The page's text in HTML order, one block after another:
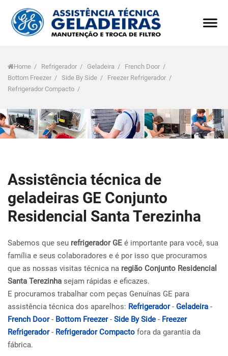
Home / Refrigerador / Geladeira / French Door /
Bottom Freezer / Side By Side / Freezer Refrigerador /
Refrigerador Compacto /
Assistência técnica de
geladeiras GE Conjunto
Residencial Santa Terezinha
Sabemos que seu refrigerador GE é importante para você, sua
família e seus colaboradores e é por isso que procuramos
que as nossas visitas técnica na região Conjunto Residencial
Santa Terezinha sejam rápidas e eficazes.
E procuramos trabalhar com peças Genuínas GE para
assistência técnica dos aparelhos: Refrigerador- Geladeira -
French Door- Bottom Freezer- Side By Side - Freezer
Refrigerador- Refrigerador Compacto fora da garantia da
fábrica.